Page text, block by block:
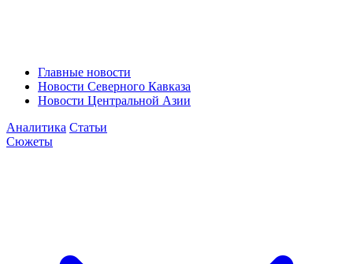
Главные новости
Новости Северного Кавказа
Новости Центральной Азии
Аналитика Статьи
Сюжеты